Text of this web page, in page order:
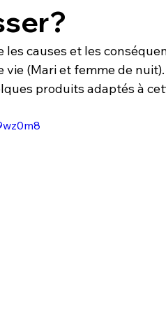
les causes et les
vie (Mari et femme de
produits adaptés à